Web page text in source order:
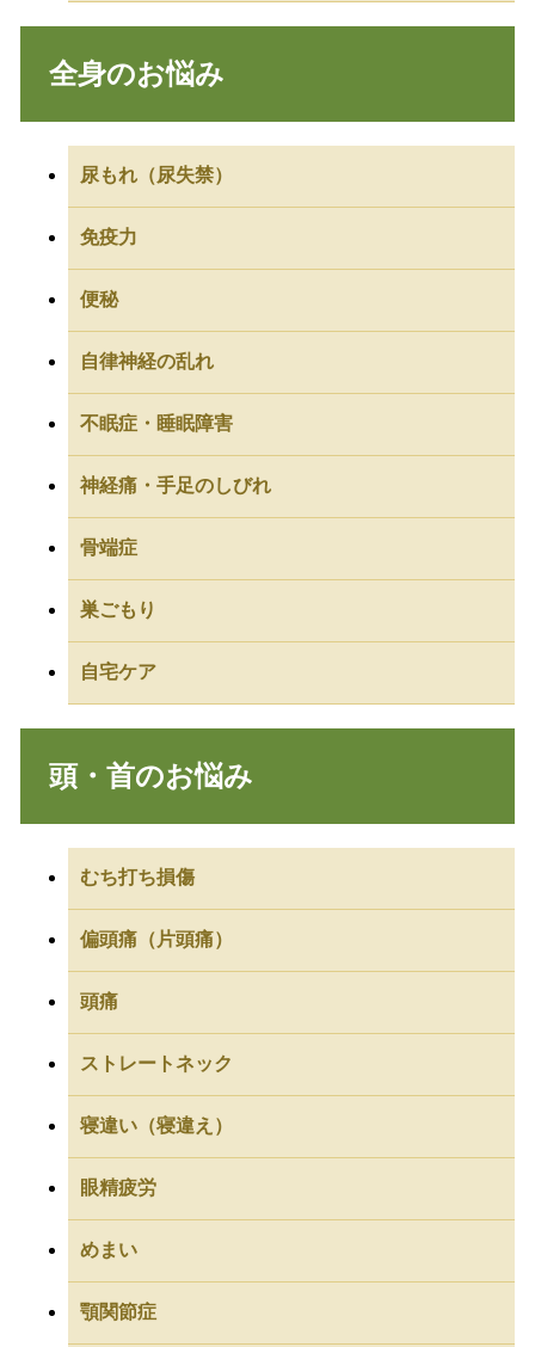
全身のお悩み
尿もれ（尿失禁）
免疫力
便秘
自律神経の乱れ
不眠症・睡眠障害
神経痛・手足のしびれ
骨端症
巣ごもり
自宅ケア
頭・首のお悩み
むち打ち損傷
偏頭痛（片頭痛）
頭痛
ストレートネック
寝違い（寝違え）
眼精疲労
めまい
顎関節症